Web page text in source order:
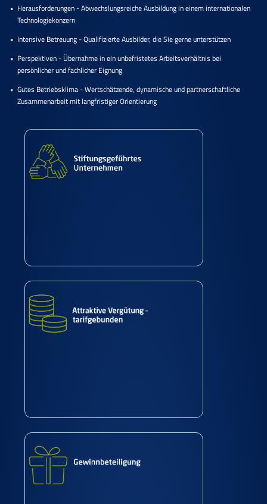
Herausforderungen - Abwechslungsreiche Ausbildung in einem internationalen
Technologiekonzern
Intensive Betreuung - Qualifizierte Ausbilder, die Sie gerne unterstützen
Perspektiven - Übernahme in ein unbefristetes Arbeitsverhältnis bei
persönlicher und fachlicher Eignung
Gutes Betriebsklima - Wertschätzende, dynamische und partnerschaftliche
Zusammenarbeit mit langfristiger Orientierung